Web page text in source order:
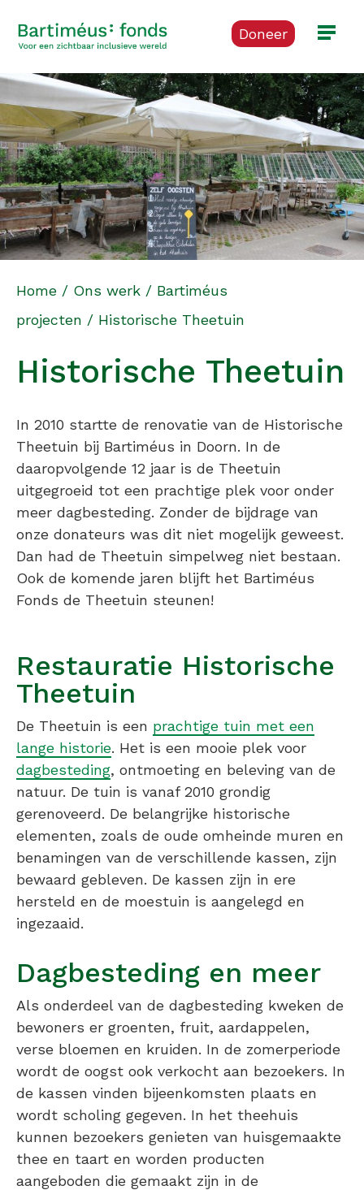
Doneer
Home / Ons werk / Bartiméus
projecten / Historische Theetuin
Historische Theetuin
In 2010 startte de renovatie van de Historische
Theetuin bij Bartiméus in Doorn. In de
daaropvolgende 12 jaar is de Theetuin
uitgegroeid tot een prachtige plek voor onder
meer dagbesteding. Zonder de bijdrage van
onze donateurs was dit niet mogelijk geweest.
Dan had de Theetuin simpelweg niet bestaan.
Ook de komende jaren blijft het Bartiméus
Fonds de Theetuin steunen!
Restauratie Historische
Theetuin
De Theetuin is een prachtige tuin met een
lange historie. Het is een mooie plek voor
dagbesteding, ontmoeting en beleving van de
natuur. De tuin is vanaf 2010 grondig
gerenoveerd. De belangrijke historische
elementen, zoals de oude omheinde muren en
benamingen van de verschillende kassen, zijn
bewaard gebleven. De kassen zijn in ere
hersteld en de moestuin is aangelegd en
ingezaaid.
Dagbesteding en meer
Als onderdeel van de dagbesteding kweken de
bewoners er groenten, fruit, aardappelen,
verse bloemen en kruiden. In de zomerperiode
wordt de oogst ook verkocht aan bezoekers. In
de kassen vinden bijeenkomsten plaats en
wordt scholing gegeven. In het theehuis
kunnen bezoekers genieten van huisgemaakte
thee en taart en worden producten
aangeboden die gemaakt zijn in de